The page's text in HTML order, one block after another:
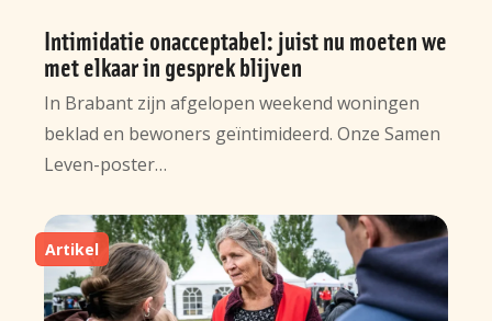
Intimidatie onacceptabel: juist nu moeten we
met elkaar in gesprek blijven
In Brabant zijn afgelopen weekend woningen
beklad en bewoners geïntimideerd. Onze Samen
Leven-poster…
Artikel